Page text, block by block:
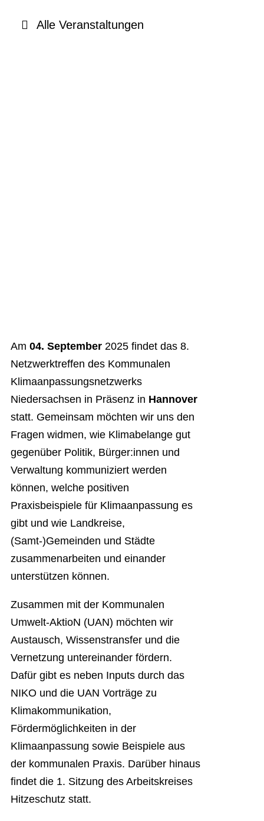
Alle Veranstaltungen
Am04. September 2025 findet das 8.
Netzwerktreffen des Kommunalen
Klimaanpassungsnetzwerks
Niedersachsen in Präsenz in Hannover
statt. Gemeinsam möchten wir uns den
Fragen widmen, wie Klimabelange gut
gegenüber Politik, Bürger:innen und
Verwaltung kommuniziert werden
können, welche positiven
Praxisbeispiele für Klimaanpassung es
gibt und wie Landkreise,
(Samt-)Gemeinden und Städte
zusammenarbeiten und einander
unterstützen können.
Zusammen mit der Kommunalen
Umwelt-AktioN (UAN) möchten wir
Austausch, Wissenstransfer und die
Vernetzung untereinander fördern.
Dafür gibt es neben Inputs durch das
NIKO und die UAN Vorträge zu
Klimakommunikation,
Fördermöglichkeiten in der
Klimaanpassung sowie Beispiele aus
der kommunalen Praxis. Darüber hinaus
findet die 1. Sitzung des Arbeitskreises
Hitzeschutz statt.